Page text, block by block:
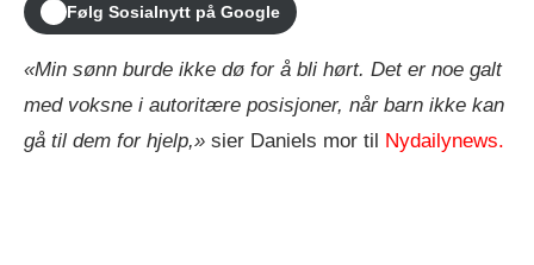
Følg Sosialnytt på Google
«Min sønn burde ikke dø for å bli hørt. Det er noe galt
med voksne i autoritære posisjoner, når barn ikke kan
gå til dem for hjelp,» sier Daniels mor til Nydailynews.